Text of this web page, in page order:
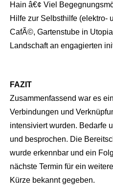
Hain â€¢ Viel
Hilfe zur Selbsthilfe (elektro-
CafÃ©, Gartenstube in
Landschaft an engagierten
FAZIT
Zusammenfassend war es
Verbindungen und
intensiviert wurden. Bedarfe
und besprochen. Die
wurde erkennbar und ein
nächste Termin für ein
Kürze bekannt gegeben.